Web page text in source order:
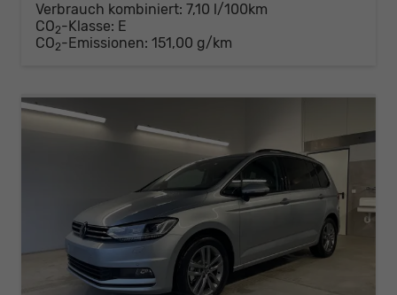
Verbrauch kombiniert: 7,10 l/100km
CO2-Klasse: E
CO2-Emissionen: 151,00 g/km